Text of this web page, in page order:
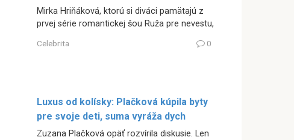
Mirka Hriňáková, ktorú si diváci pamätajú z
prvej série romantickej šou Ruža pre nevestu,
Celebrita 0
Luxus od kolísky: Plačková kúpila byty
pre svoje deti, suma vyráža dych
Zuzana Plačková opäť rozvírila diskusie. Len